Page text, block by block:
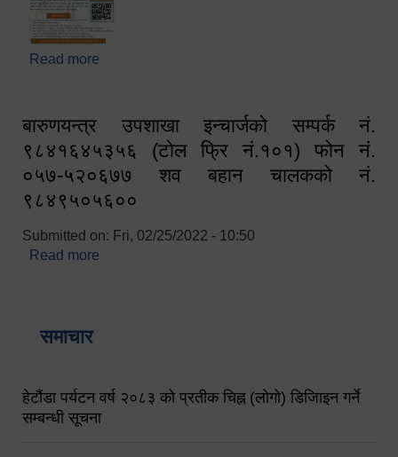
Read more
बारुणयन्त्र उपशाखा इन्चार्जको सम्पर्क नं.
९८४१६४५३५६ (टोल फ्रि नं.१०१) फोन नं.
०५७-५२०६७७ शव बहान चालकको नं.
९८४९५०५६००
Submitted on: Fri, 02/25/2022 - 10:50
Read more
समाचार
हेटौंडा पर्यटन वर्ष २०८३ को प्रतीक चिह्न (लोगो) डिजिाइन गर्ने
सम्बन्धी सूचना